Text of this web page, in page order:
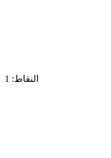
النقاط: 1